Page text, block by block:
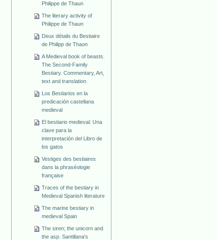
Philippe de Thaun
The literary activity of
Philippe de Thaun
Deux détails du Bestiaire
de Philipp de Thaon
A Medieval book of beasts.
The Second-Family
Bestiary. Commentary, Art,
text and translation
Los Bestiarios en la
predicación castellana
medieval
El bestiario medieval: Una
clave para la
interpretación del Libro de
los gatos
Vestiges des bestiaires
dans la phraséologie
française
Traces of the bestiary in
Medieval Spanish literature
The marine bestiary in
medieval Spain
The siren; the unicorn and
the asp. Santillana's